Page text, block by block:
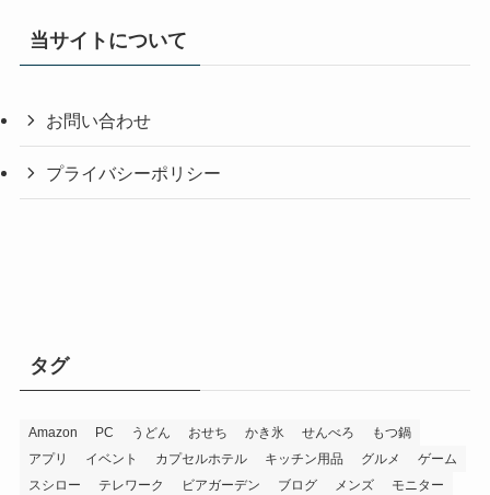
当サイトについて
お問い合わせ
プライバシーポリシー
タグ
Amazon PC うどん おせち かき氷 せんべろ
もつ鍋
アプリ
イベント カプセルホテル キッチン用品 グルメ
ゲーム
スシロー
テレワーク ビアガーデン ブログ メンズ
モニター